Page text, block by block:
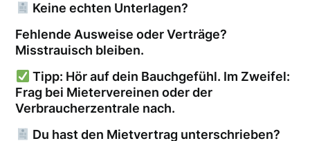
Keine echten Unterlagen?
Fehlende Ausweise oder Verträge?
Misstrauisch bleiben.
Tipp: Hör auf dein Bauchgefühl. Im Zweifel:
Frag bei Mietervereinen oder der
Verbraucherzentrale nach.
Du hast den Mietvertrag unterschrieben?